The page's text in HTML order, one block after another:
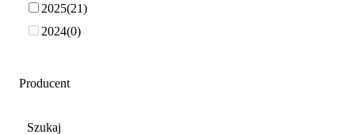
2025 21
2024 0
Producent